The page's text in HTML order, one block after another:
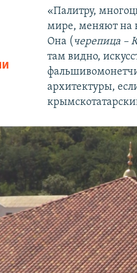
«Палитру,
мире, меняют на
Она ( черепица –
там видно,
архитектуры,